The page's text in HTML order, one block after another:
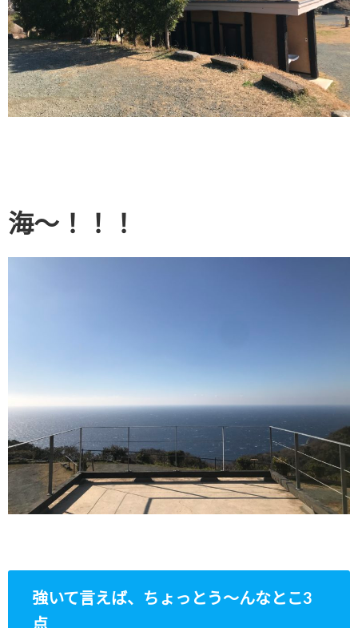
海〜！！！
強いて言えば、ちょっとう〜んなとこ3
点